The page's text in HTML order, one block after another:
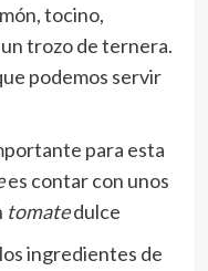
tocino,
trozo de ternera.
podemos servir
para esta
es contar con unos
tomatedulce
ingredientes de